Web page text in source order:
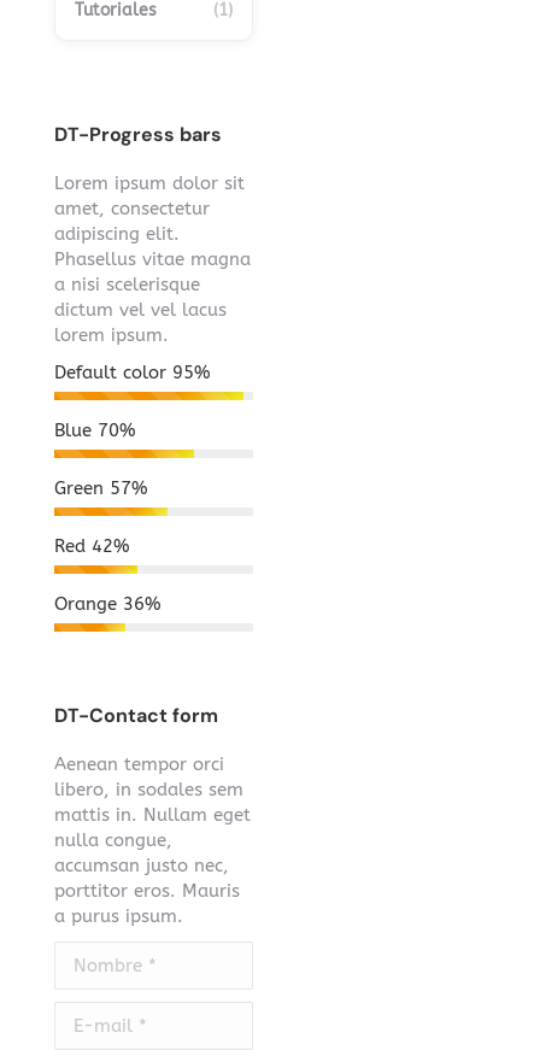
Tutoriales (1)
DT-Progress bars
Lorem ipsum dolor sit
amet, consectetur
adipiscing elit.
Phasellus vitae magna
a nisi scelerisque
dictum vel vel lacus
lorem ipsum.
Default color 95%
Blue 70%
Green 57%
Red 42%
Orange 36%
DT-Contact form
Aenean tempor orci
libero, in sodales sem
mattis in. Nullam eget
nulla congue,
accumsan justo nec,
porttitor eros. Mauris
a purus ipsum.
Nombre *
E-mail *